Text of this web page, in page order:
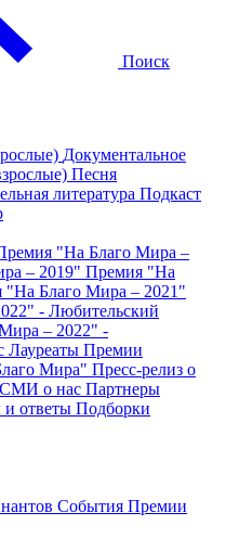
Поиск
Документальное
Песня
литература Подкаст
"На Благо Мира –
– 2019" Премия "На
"На Благо Мира – 2021"
- Любительский
– 2022" -
Лауреаты Премии
Мира" Пресс-релиз о
СМИ о нас Партнеры
ответы Подборки
События Премии